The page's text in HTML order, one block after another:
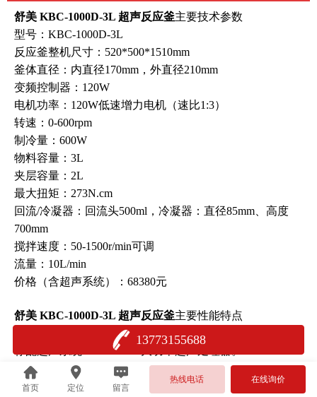
舒美 KBC-1000D-3L 超声反应釜主要技术参数
型号：KBC-1000D-3L
反应釜整机尺寸：520*500*1510mm
釜体直径：内直径170mm，外直径210mm
变频控制器：120W
电机功率：120W低速增力电机（速比1:3）
转速：0-600rpm
制冷量：600W
物料容量：3L
夹层容量：2L
最大扭矩：273N.cm
回流/冷凝器：回流头500ml，冷凝器：直径85mm、高度
700mm
搅拌速度：50-1500r/min可调
流量：10L/min
价格（含超声系统）：68380元
舒美 KBC-1000D-3L 超声反应釜主要性能特点
可根据使用要求定制超声、恒温、搅拌等功能。
标配超声系统KBC-1000D大功率超声处理器。
13773155688
首页 定位 留言
热线电话 在线询价